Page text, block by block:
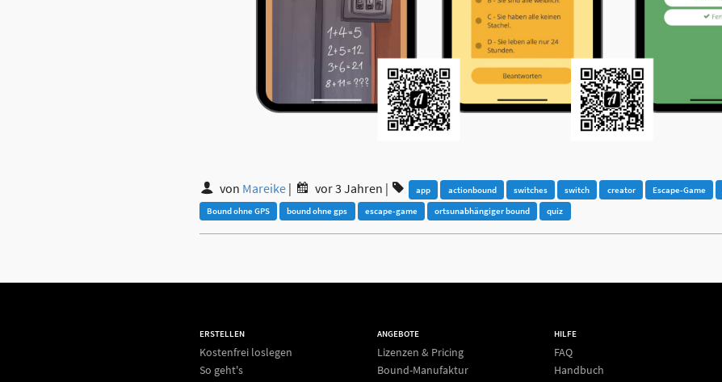
von Mareike | vor 3 Jahren | app actionbound switches switch creator Escape-Game
Bound ohne GPS
bound ohne gps escape-game ortsunabhängiger bound quiz
ERSTELLEN
Kostenfrei loslegen
So geht's
ANGEBOTE
Lizenzen & Pricing
Bound-Manufaktur
HILFE
FAQ
Handbuch